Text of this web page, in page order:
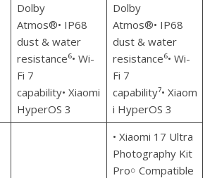
Dolby
Atmos®• IP68
dust & water
resistance⁶• Wi-
Fi 7
capability• Xiaomi
HyperOS 3
Dolby
Atmos®• IP68
dust & water
resistance⁶• Wi-
Fi 7
capability⁷• Xiaom
i HyperOS 3
• Xiaomi 17 Ultra
Photography Kit
Pro￮ Compatible